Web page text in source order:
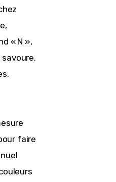
« N »,
savoure.
faire